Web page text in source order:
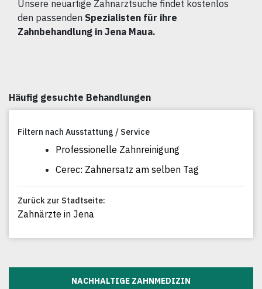
Unsere neuartige Zahnarztsuche findet kostenlos
den passenden Spezialisten für ihre
Zahnbehandlung in Jena Maua.
Häufig gesuchte Behandlungen
Filtern nach Ausstattung / Service
Professionelle Zahnreinigung
Cerec: Zahnersatz am selben Tag
Zurück zur Stadtseite:
Zahnärzte in Jena
NACHHALTIGE ZAHNMEDIZIN